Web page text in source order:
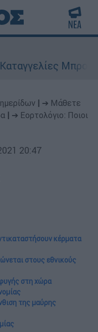
για
➔ Μάθετε
➔ Εορτολόγιο: Ποιοι
20:47
κέρματα
στους εθνικούς
στη χώρα
της μαύρης